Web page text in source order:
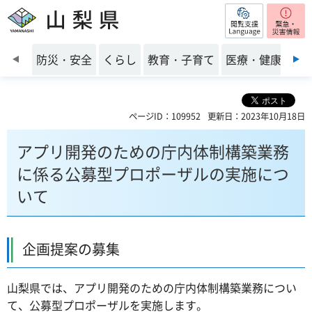
山梨県 閲覧支援
前のスライドを表示
防災・安全 くらし 教育・子育て 医療・健康・福
ページID：109952 更新日：2023年10月18日
アプリ開発のための庁内体制構築業務
に係る公募型プロポーザルの実施につ
いて
企画提案の募集
山梨県では、アプリ開発のための庁内体制構築業務につい
て、公募型プロポーザルを実施します。